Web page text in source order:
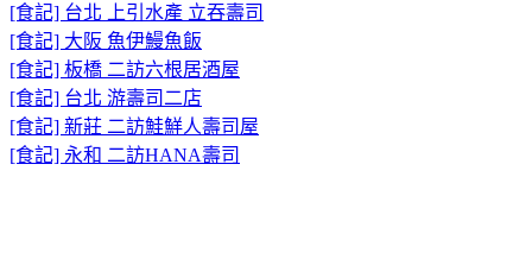
[食記] 台北 上引水產 立吞壽司
[食記] 大阪 魚伊鰻魚飯
[食記] 板橋 二訪六根居酒屋
[食記] 台北 游壽司二店
[食記] 新莊 二訪鮭鮮人壽司屋
[食記] 永和 二訪HANA壽司